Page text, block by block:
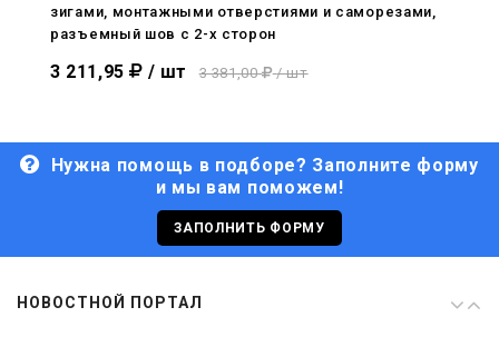
зигами, монтажными отверстиями и саморезами,
разъемный шов с 2-х сторон
3 211,95 / шт 3 381,00 / шт
Нужна помощь в подборе? Заполните форму
и мы вам поможем!
ЗАПОЛНИТЬ ФОРМУ
НОВОСТНОЙ ПОРТАЛ
29.06.2026
С Днём кораблестроителя!
С Днём Победы. Память, которая с